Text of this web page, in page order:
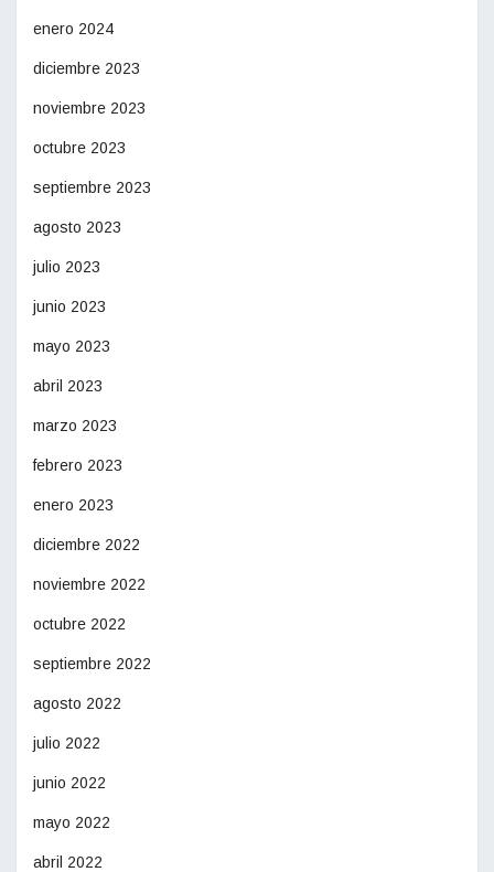
enero 2024
diciembre 2023
noviembre 2023
octubre 2023
septiembre 2023
agosto 2023
julio 2023
junio 2023
mayo 2023
abril 2023
marzo 2023
febrero 2023
enero 2023
diciembre 2022
noviembre 2022
octubre 2022
septiembre 2022
agosto 2022
julio 2022
junio 2022
mayo 2022
abril 2022